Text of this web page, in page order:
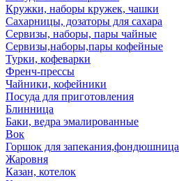
Кружки, наборы кружек, чашки
Сахарницы, дозаторы для сахара
Сервизы, наборы, пары чайные
Сервизы,наборы,пары кофейные
Турки, кофеварки
Френч-прессы
Чайники, кофейники
Посуда для приготовления
Блинница
Баки, ведра эмалированные
Вок
Горшок для запекания,фондюшница
Жаровня
Казан, котелок